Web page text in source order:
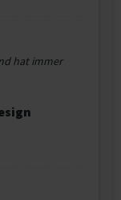
hat immer